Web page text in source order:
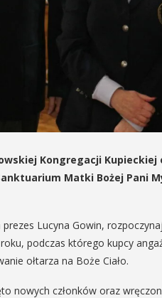
Kongregacji
Matki Bożej Pani
Lucyna Gowin,
podczas którego kupcy
ołtarza na Boże Ciało.
nowych członków oraz